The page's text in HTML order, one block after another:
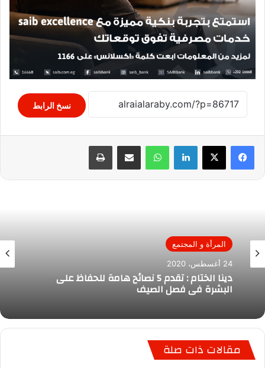
نسخ الرابط
لينكدإن واتساب مشاركة عبر البريد طباعة
المرأة و المجتمع
24 أغسطس، 2020
دينا الختام : تقدم 5 نصائح هامة للحفاظ على
البشرة في فصل الصيف
مقالات ذات صلة